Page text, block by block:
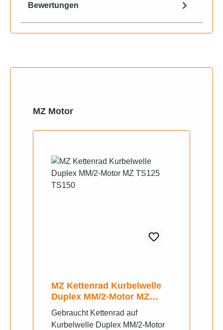
Bewertungen
Produktgalerie überspringen
MZ Motor
MZ Kettenrad Kurbelwelle
Duplex MM/2-Motor MZ
TS125 TS150
Gebraucht Kettenrad auf
Kurbelwelle Duplex MM/2-Motor